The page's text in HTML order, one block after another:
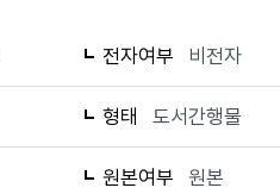
전자여부 비전자
형태 도서간행물
원본여부 원본